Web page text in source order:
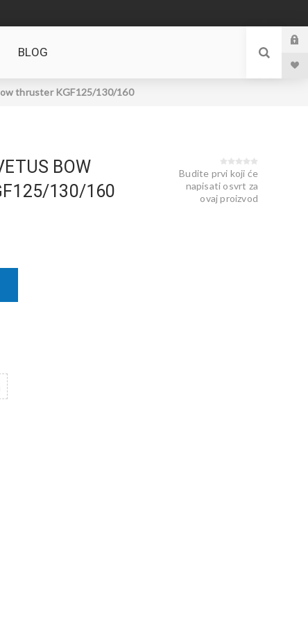
BLOG
thruster KGF125/130/160
BOW
130/160
Budite prvi koji će
napisati osvrt za
ovaj proizvod